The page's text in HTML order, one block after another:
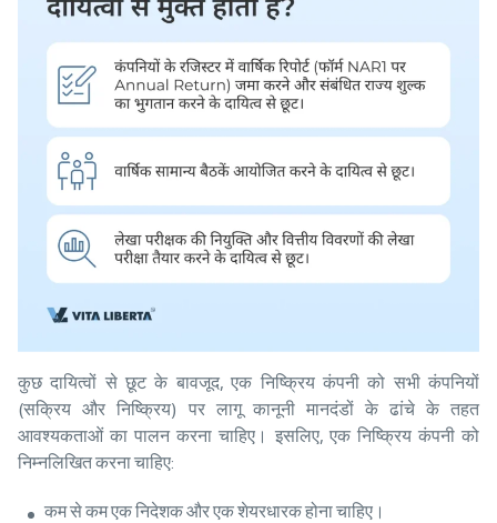
कुछ दायित्वों से छूट के बावजूद, एक निष्क्रिय कंपनी को सभी कंपनियों
(सक्रिय और निष्क्रिय) पर लागू कानूनी मानदंडों के ढांचे के तहत
आवश्यकताओं का पालन करना चाहिए। इसलिए, एक निष्क्रिय कंपनी को
निम्नलिखित करना चाहिए:
कम से कम एक निदेशक और एक शेयरधारक होना चाहिए।